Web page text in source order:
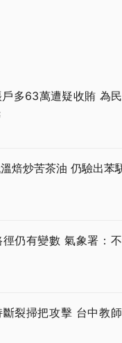
多63萬遭疑收賄 為
焙炒苦茶油 仍驗出苯
仍有變數 氣象署：
裂掃把攻擊 台中教